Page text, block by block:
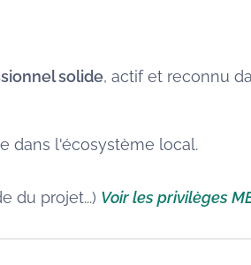
solide, actif et reconnu
dans l'écosystème local.
du projet...) Voir les privilèges